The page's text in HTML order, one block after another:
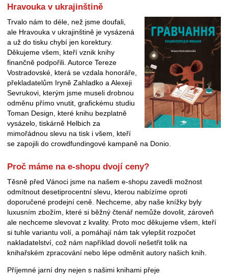
Hravouka v ukrajinštině
Trvalo nám to déle, než jsme doufali,
ale Hravouka v ukrajinštině je vysázená
a už do tisku chybí jen korektury.
Děkujeme všem, kteří vznik knihy
finančně podpořili. Autorce Tereze
Vostradovské, která se vzdala honoráře,
překladatelům Iryně Zahladko a Alexeji
Sevrukovi, kterým jsme museli drobnou
odměnu přímo vnutit, grafickému studiu
Toman Design, které knihu bezplatně
vysázelo, tiskárně Helbich za
mimořádnou slevu na tisk i všem, kteří
se zapojili do crowdfundingové kampaně na Donio.
Proč máme na e-shopu dvojí ceny?
Těsně před Vánoci jsme na našem e-shopu zavedli možnost
odmítnout desetiprocentní slevu, kterou nabízíme oproti
doporučené prodejní ceně. Nechceme, aby naše knížky byly
luxusním zbožím, které si běžný čtenář nemůže dovolit, zároveň
ale nechceme slevovat z kvality. Proto moc děkujeme všem, kteří
si tuhle variantu volí, a pomáhají nám tak vylepšit rozpočet
nakladatelství, což nám například dovolí nešetřit tolik na
knihařském zpracování nebo lépe odměnit autory našich knih.
Příjemné jarní dny nejen s našimi knihami přeje